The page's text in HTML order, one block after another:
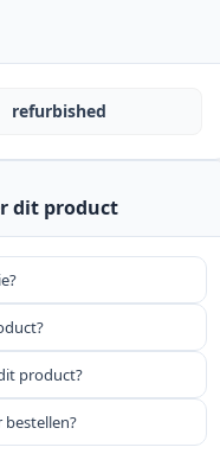
refurbished
dit product
product?